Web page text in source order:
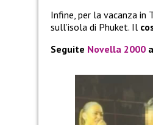
Infine, per la vacanza in
sull’isola di Phuket. Il
Seguite Novella 2000